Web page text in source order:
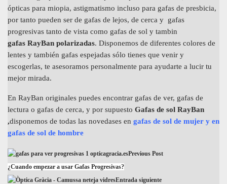
ópticas para miopia, astigmatismo incluso para gafas de presbicia,
por tanto pueden ser de gafas de lejos, de cerca y gafas
progresivas tanto de vista como gafas de sol y tambin
gafas RayBan polarizadas. Disponemos de diferentes colores de
lentes y también gafas espejadas sólo tienes que venir y
escogerlas, te asesoramos personalmente para ayudarte a lucir tu
mejor mirada.
En RayBan originales puedes encontrar gafas de ver, gafas de
lectura o gafas de cerca, y por supuesto Gafas de sol RayBan
,disponemos de todas las novedases en gafas de sol de mujer y en
gafas de sol de hombre
Previous Post
¿Cuando empezar a usar Gafas Progresivas?
Entrada siguiente